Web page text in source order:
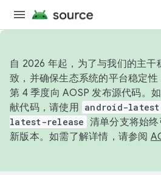
自 2026 年起，为了与我们的主干
致，并确保生态系统的平台稳定
第 4 季度向 AOSP 发布源代码。
献代码，请使用 android-
latest-release 清单分支将始
新版本。如需了解详情，请参阅